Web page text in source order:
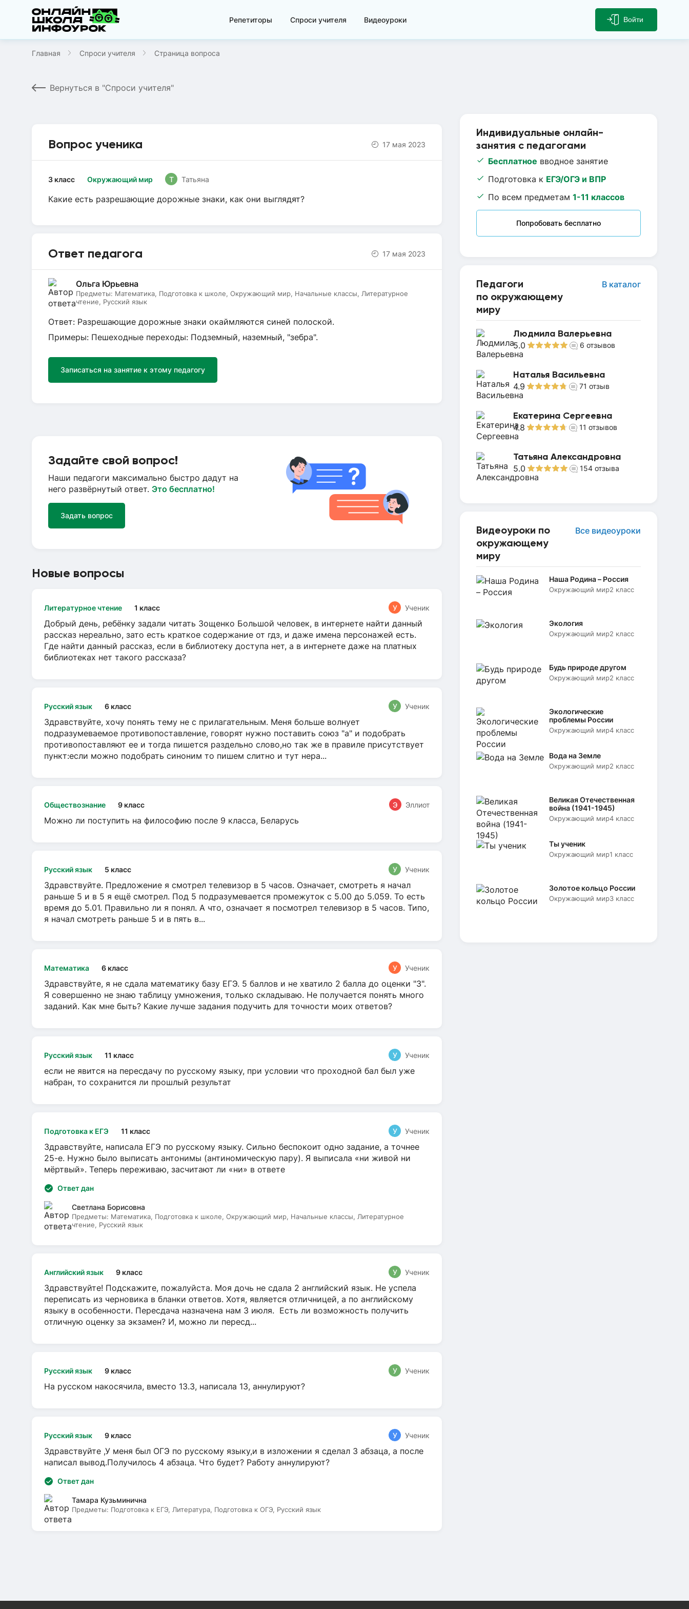
Репетиторы Спроси учителя Видеоуроки Войти
Главная Спроси учителя Страница вопроса
Вернуться в "Спроси учителя"
Индивидуальные онлайн-
занятия с педагогами
Бесплатное вводное занятие
Подготовка к ЕГЭ/ОГЭ и ВПР
По всем предметам 1-11 классов
Попробовать бесплатно
Педагоги
по окружающему
миру
В каталог
Людмила Валерьевна
5.0 6 отзывов
Наталья Васильевна
4.9 71 отзыв
Екатерина Сергеевна
4.8 11 отзывов
Татьяна Александровна
5.0 154 отзыва
Видеоуроки по
окружающему
миру
Все видеоуроки
Наша Родина – Россия
Окружающий мир2 класс
Экология
Окружающий мир2 класс
Будь природе другом
Окружающий мир2 класс
Экологические
проблемы России
Окружающий мир4 класс
Вода на Земле
Окружающий мир2 класс
Великая Отечественная
война (1941-1945)
Окружающий мир4 класс
Ты ученик
Окружающий мир1 класс
Золотое кольцо России
Окружающий мир3 класс
Вопрос ученика 17 мая 2023
Окружающий мир
3 класс Т Татьяна
Какие есть разрешающие дорожные знаки, как они выглядят?
Ответ педагога 17 мая 2023
Ольга Юрьевна
Предметы: Математика, Подготовка к школе, Окружающий мир, Начальные классы, Литературное
чтение, Русский язык
Ответ: Разрешающие дорожные знаки окаймляются синей полоской.
Примеры: Пешеходные переходы: Подземный, наземный, "зебра".
Записаться на занятие к этому педагогу
Задайте свой вопрос!
Наши педагоги максимально быстро дадут на
него развёрнутый ответ. Это бесплатно!
Задать вопрос
Новые вопросы
Литературное чтение 1 класс У Ученик
Добрый день, ребёнку задали читать Зощенко Большой человек, в интернете найти данный
рассказ нереально, зато есть краткое содержание от гдз, и даже имена персонажей есть.
Где найти данный рассказ, если в библиотеку доступа нет, а в интернете даже на платных
библиотеках нет такого рассказа?
Русский язык 6 класс У Ученик
Здравствуйте, хочу понять тему не с прилагательным. Меня больше волнует
подразумеваемое противопоставление, говорят нужно поставить союз "а" и подобрать
противопоставляют ее и тогда пишется раздельно слово,но так же в правиле присутствует
пункт:если можно подобрать синоним то пишем слитно и тут нера...
Обществознание 9 класс Э Эллиот
Можно ли поступить на философию после 9 класса, Беларусь
Русский язык 5 класс У Ученик
Здравствуйте. Предложение я смотрел телевизор в 5 часов. Означает, смотреть я начал
раньше 5 и в 5 я ещё смотрел. Под 5 подразумевается промежуток с 5.00 до 5.059. То есть
время до 5.01. Правильно ли я понял. А что, означает я посмотрел телевизор в 5 часов. Типо,
я начал смотреть раньше 5 и в пять в...
Математика 6 класс У Ученик
Здравствуйте, я не сдала математику базу ЕГЭ. 5 баллов и не хватило 2 балла до оценки "3".
Я совершенно не знаю таблицу умножения, только складываю. Не получается понять много
заданий. Как мне быть? Какие лучше задания подучить для точности моих ответов?
Русский язык 11 класс У Ученик
если не явится на пересдачу по русскому языку, при условии что проходной бал был уже
набран, то сохранится ли прошлый результат
Подготовка к ЕГЭ 11 класс У Ученик
Здравствуйте, написала ЕГЭ по русскому языку. Сильно беспокоит одно задание, а точнее
25-е. Нужно было выписать антонимы (антиномическую пару). Я выписала «ни живой ни
мёртвый». Теперь переживаю, засчитают ли «ни» в ответе
Ответ дан
Светлана Борисовна
Предметы: Математика, Подготовка к школе, Окружающий мир, Начальные классы, Литературное
чтение, Русский язык
Английский язык 9 класс У Ученик
Здравствуйте! Подскажите, пожалуйста. Моя дочь не сдала 2 английский язык. Не успела
переписать из черновика в бланки ответов. Хотя, является отличницей, а по английскому
языку в особенности. Пересдача назначена нам 3 июля. Есть ли возможность получить
отличную оценку за экзамен? И, можно ли пересд...
Русский язык 9 класс У Ученик
На русском накосячила, вместо 13.3, написала 13, аннулируют?
Русский язык 9 класс У Ученик
Здравствуйте ,У меня был ОГЭ по русскому языку,и в изложении я сделал 3 абзаца, а после
написал вывод.Получилось 4 абзаца. Что будет? Работу аннулируют?
Ответ дан
Тамара Кузьминична
Предметы: Подготовка к ЕГЭ, Литература, Подготовка к ОГЭ, Русский язык